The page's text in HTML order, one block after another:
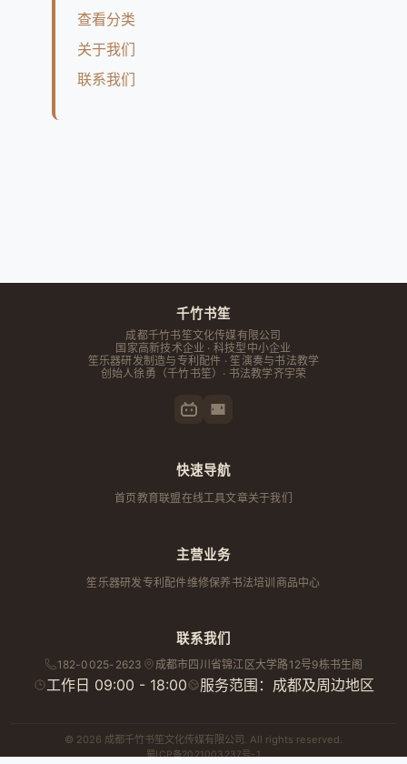
查看分类
关于我们
联系我们
千竹书笙
成都千竹书笙文化传媒有限公司
国家高新技术企业 · 科技型中小企业
笙乐器研发制造与专利配件 · 笙演奏与书法教学
创始人徐勇 （千竹书笙）· 书法教学齐宇荣
快速导航
首页教育联盟在线工具文章关于我们
主营业务
笙乐器研发专利配件维修保养 书法培训 商品中心
联系我们
182-0025-2623 成都市四川省锦江区大学路12号9栋书生阁
工作日 09:00 - 18:00 服务范围：成都及周边地区
© 2026 成都千竹书笙文化传媒有限公司. All rights reserved.
蜀ICP备2021003237号-1